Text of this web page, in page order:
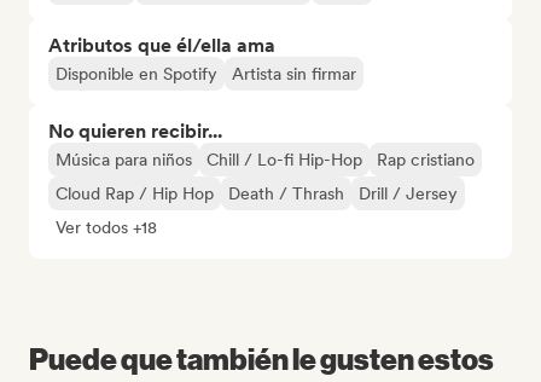
Atributos que él/ella ama
Disponible en Spotify Artista sin firmar
No quieren recibir...
Música para niños Chill / Lo-fi Hip-Hop
Rap cristiano
Cloud Rap / Hip Hop
Death / Thrash
Drill / Jersey
Ver todos +18
Puede que también le gusten estos